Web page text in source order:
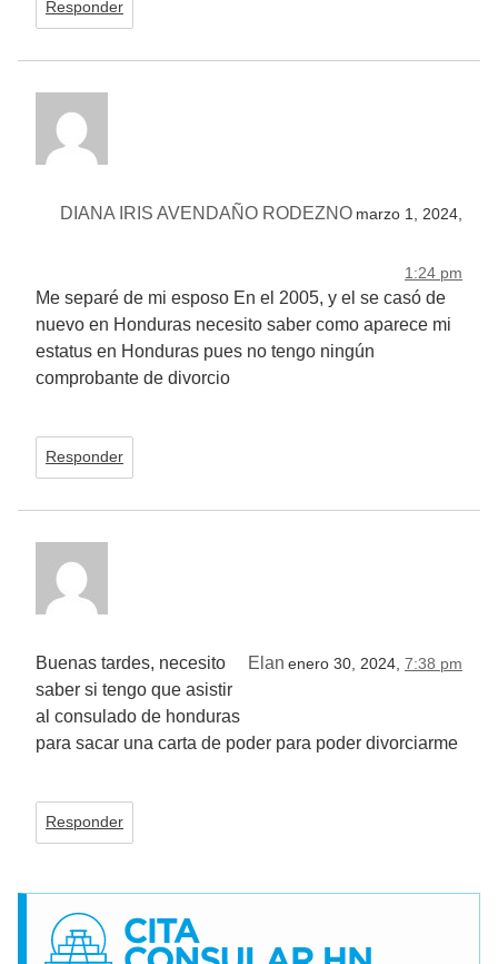
Responder
DIANA IRIS AVENDAÑO RODEZNO marzo 1, 2024,
1:24 pm
Me separé de mi esposo En el 2005, y el se casó de
nuevo en Honduras necesito saber como aparece mi
estatus en Honduras pues no tengo ningún
comprobante de divorcio
Responder
Elan enero 30, 2024, 7:38 pm
Buenas tardes, necesito
saber si tengo que asistir
al consulado de honduras
para sacar una carta de poder para poder divorciarme
Responder